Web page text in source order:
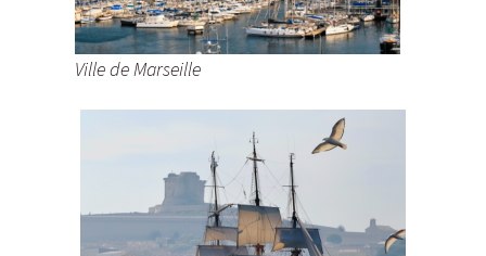
Ville de Marseille